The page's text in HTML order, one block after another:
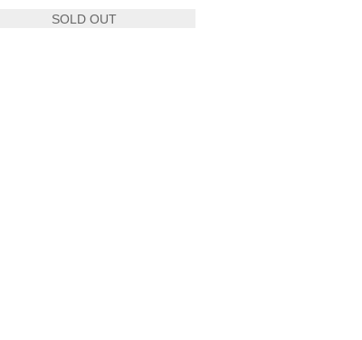
SOLD OUT